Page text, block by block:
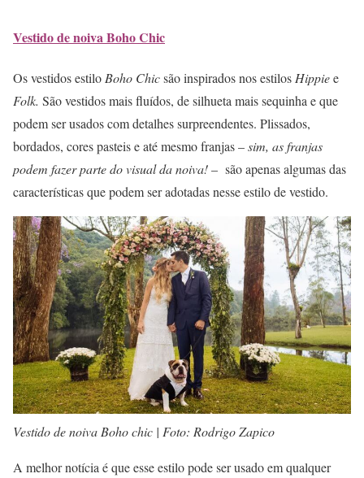
Vestido de noiva Boho Chic
Os vestidos estilo Boho Chicsão inspirados nos estilos Hippiee
Folk. São vestidos mais fluídos, de silhueta mais sequinha e que
podem ser usados com detalhes surpreendentes. Plissados,
bordados, cores pasteis e até mesmo franjas –sim, as franjas
podem fazer parte do visual da noiva!– são apenas algumas das
características que podem ser adotadas nesse estilo de vestido.
Vestido de noiva Boho chic | Foto: Rodrigo Zapico
A melhor notícia é que esse estilo pode ser usado em qualquer